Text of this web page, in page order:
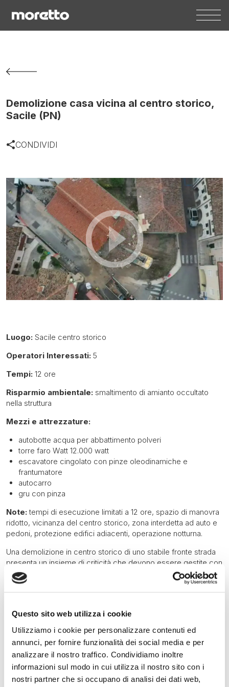
Questo sito web utilizza i cookie
Utilizziamo i cookie per personalizzare contenuti ed
annunci, per fornire funzionalità dei social media e per
analizzare il nostro traffico. Condividiamo inoltre
informazioni sul modo in cui utilizza il nostro sito con i
nostri partner che si occupano di analisi dei dati web,
Chi Siamo
Demolizione casa vicina al centro storico,
Sacile (PN)
CONDIVIDI
Luogo: Sacile centro storico
Operatori Interessati: 5
Tempi: 12 ore
Risparmio ambientale: smaltimento di amianto occultato
nella struttura
Mezzi e attrezzature:
autobotte acqua per abbattimento polveri
torre faro Watt 12.000 watt
escavatore cingolato con pinze oleodinamiche e
frantumatore
autocarro
gru con pinza
Note:tempi di esecuzione limitati a 12 ore, spazio di manovra
ridotto, vicinanza del centro storico, zona interdetta ad auto e
pedoni, protezione edifici adiacenti, operazione notturna.
Una demolizione in centro storico di uno stabile fronte strada
presenta un insieme di criticità che devono essere gestite con
esperienza e sicurezza. Spazi estremamente ristretti, messa in
sicurezza degli edifici adiacenti, tempi ridotti per non bloccare
il traffico cittadino e imprevisti che devono essere risolti in
infatti rilevato amianto occultato in una canna fumaria nascosta
e si è intervenuti con rapidità alla rimozione in sicurezza del
materiale e al suo corretto smaltimento. Nonostante queste
operazioni d’urgenza inizialmente non calcolate, si è riusciti ad
operare nei tempi ristretti concessi dalle autorità, lavorando di
notte con torre faro da 12.000 watt: in sole 12 ore si è
proceduto alla rimozione e smaltimento dell’amianto scoperto